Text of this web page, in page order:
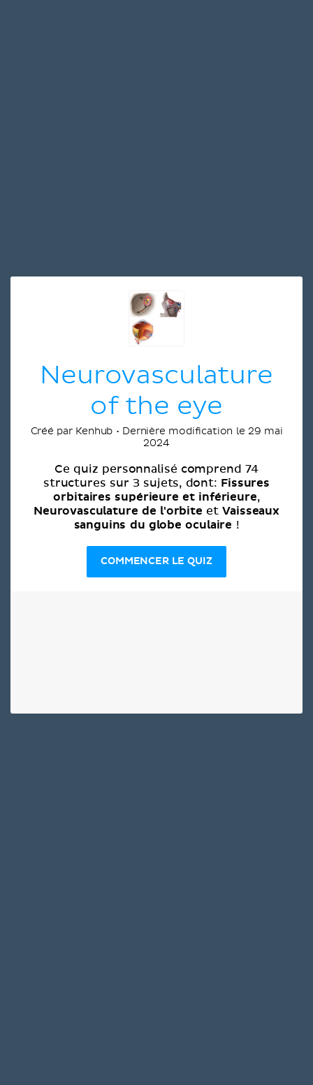
Neurovasculature
of the eye
Créé par Kenhub • Dernière modification le 29 mai
2024
Ce quiz personnalisé comprend 74
structures sur 3 sujets, dont: Fissures
orbitaires supérieure et inférieure,
Neurovasculature de l'orbite etVaisseaux
sanguins du globe oculaire !
COMMENCER LE QUIZ